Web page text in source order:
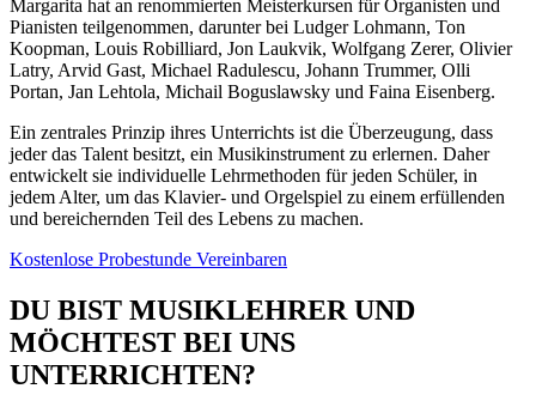
Margarita hat an renommierten Meisterkursen für Organisten und
Pianisten teilgenommen, darunter bei Ludger Lohmann, Ton
Koopman, Louis Robilliard, Jon Laukvik, Wolfgang Zerer, Olivier
Latry, Arvid Gast, Michael Radulescu, Johann Trummer, Olli
Portan, Jan Lehtola, Michail Boguslawsky und Faina Eisenberg.
Ein zentrales Prinzip ihres Unterrichts ist die Überzeugung, dass
jeder das Talent besitzt, ein Musikinstrument zu erlernen. Daher
entwickelt sie individuelle Lehrmethoden für jeden Schüler, in
jedem Alter, um das Klavier- und Orgelspiel zu einem erfüllenden
und bereichernden Teil des Lebens zu machen.
Kostenlose Probestunde Vereinbaren
DU BIST MUSIKLEHRER UND
MÖCHTEST BEI UNS
UNTERRICHTEN?